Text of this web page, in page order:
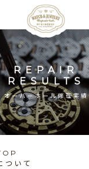
REPAIR
RESULTS
オーバーホール修理実績
ついて